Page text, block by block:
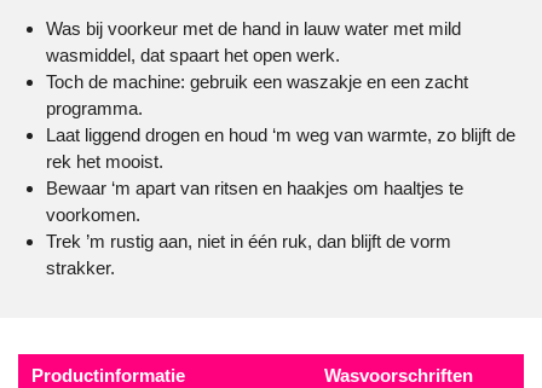
Was bij voorkeur met de hand in lauw water met mild
wasmiddel, dat spaart het open werk.
Toch de machine: gebruik een waszakje en een zacht
programma.
Laat liggend drogen en houd ‘m weg van warmte, zo blijft de
rek het mooist.
Bewaar ‘m apart van ritsen en haakjes om haaltjes te
voorkomen.
Trek ’m rustig aan, niet in één ruk, dan blijft de vorm
strakker.
Productinformatie Wasvoorschriften